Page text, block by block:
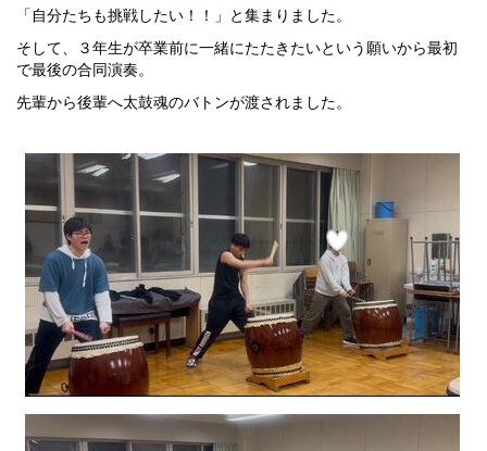
「自分たちも挑戦したい！！」と集まりました。
そして、３年生が卒業前に一緒にたたきたいという願いから最初
で最後の合同演奏。
先輩から後輩へ太鼓魂のバトンが渡されました。